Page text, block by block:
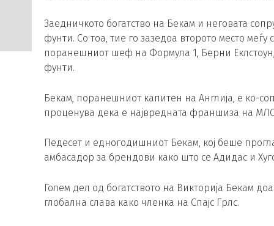
Заедничкото богатство на Бекам и неговата
фунти. Со тоа, тие го зазедоа второто место меѓу
поранешниот шеф на Формула 1, Берни
фунти.
Бекам, поранешниот капитен на Англија, е ко-
проценува дека е највредната франшиза на
Педесет и едногодишниот Бекам, кој беше
амбасадор за брендови како што се Адидас и
Голем дел од богатството на Викторија Бекам
глобална слава како членка на Спајс Грлс.